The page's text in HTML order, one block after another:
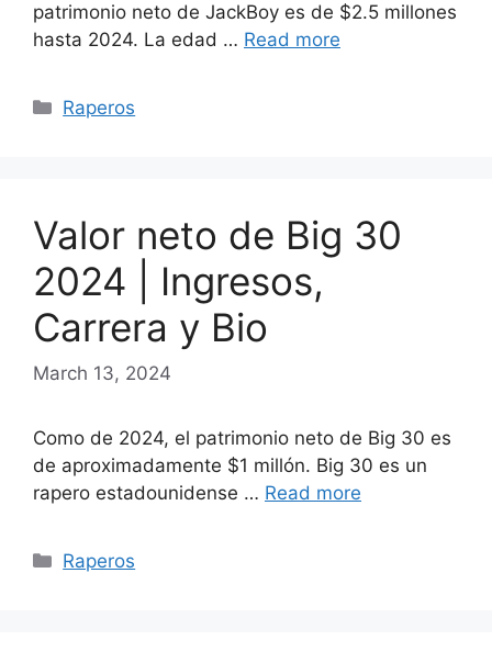
patrimonio neto de JackBoy es de $2.5 millones
hasta 2024. La edad … Read more
Categories
Raperos
Valor neto de Big 30
2024 | Ingresos,
Carrera y Bio
March 13, 2024
Como de 2024, el patrimonio neto de Big 30 es
de aproximadamente $1 millón. Big 30 es un
rapero estadounidense … Read more
Categories
Raperos